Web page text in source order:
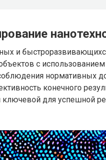
и
с использованием
нормативных
конечного
ключевой для успешной